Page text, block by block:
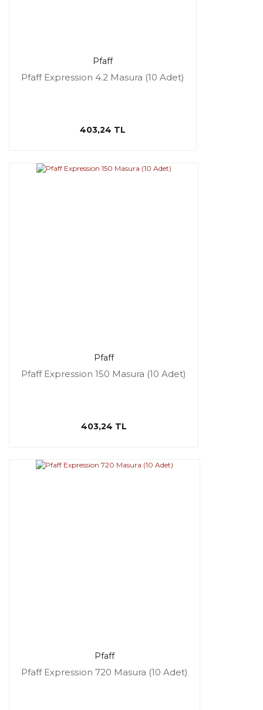
Pfaff
Pfaff Expression 4.2 Masura (10 Adet)
403,24 TL
Pfaff
Pfaff Expression 150 Masura (10 Adet)
403,24 TL
Pfaff
Pfaff Expression 720 Masura (10 Adet)